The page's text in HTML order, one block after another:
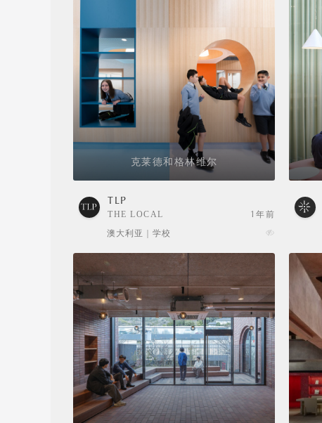
克莱德和格林维尔
TLP
THE LOCAL
1年前
澳大利亚 | 学校